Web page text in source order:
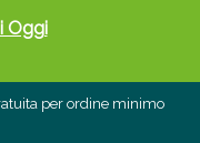
per ordine minimo
Oggi